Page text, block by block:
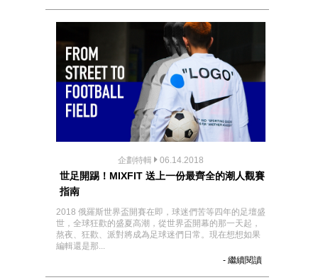
企劃特輯 06.14.2018
世足開踢！MIXFIT 送上一份最齊全的潮人觀賽
指南
2018 俄羅斯世界盃開賽在即，球迷們苦等四年的足壇盛
世，全球狂歡的盛夏高潮，從世界盃開幕的那一天起，
熬夜、狂歡、派對將成為足球迷們日常。現在想想如果
編輯還是那...
- 繼續閱讀